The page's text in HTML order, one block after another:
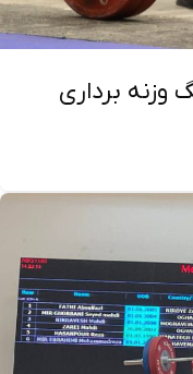
وزنه برداری